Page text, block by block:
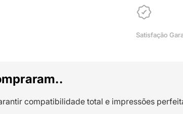
Satisfação
compatibilidade total e impressões